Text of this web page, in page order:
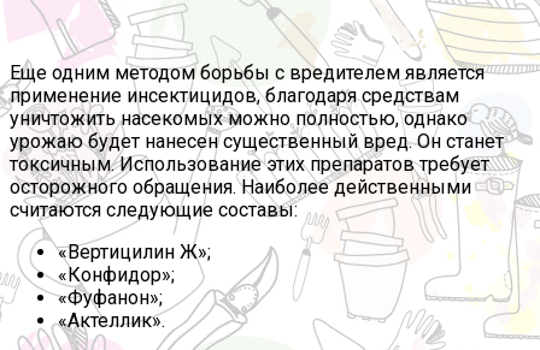
Еще одним методом борьбы с вредителем является
применение инсектицидов, благодаря средствам
уничтожить насекомых можно полностью, однако
урожаю будет нанесен существенный вред. Он станет
токсичным. Использование этих препаратов требует
осторожного обращения. Наиболее действенными
считаются следующие составы:
«Вертицилин Ж»;
«Конфидор»;
«Фуфанон»;
«Актеллик».